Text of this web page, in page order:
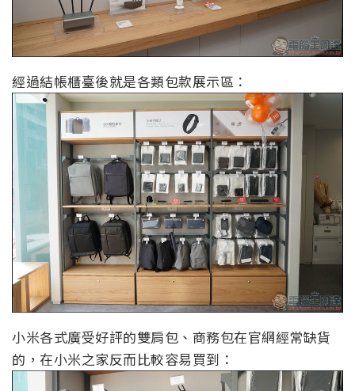
經過結帳櫃臺後就是各類包款展示區：
小米各式廣受好評的雙肩包、商務包在官網經常缺貨
的，在小米之家反而比較容易買到：